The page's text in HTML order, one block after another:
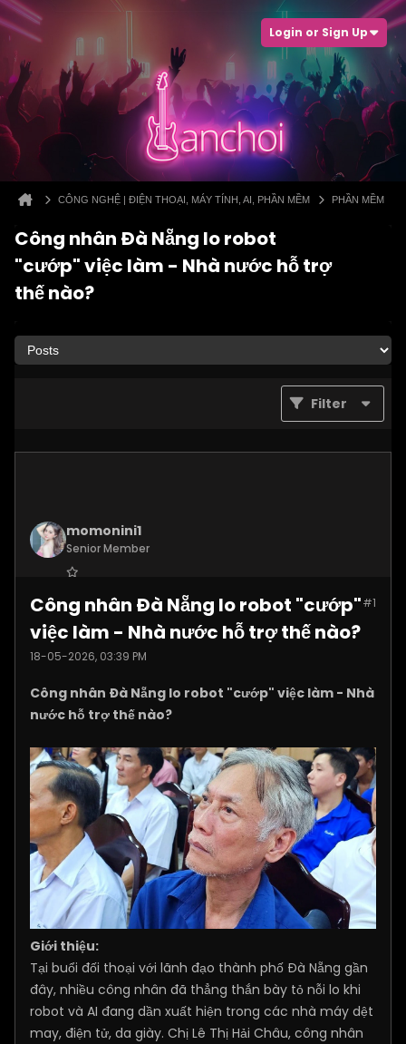
Login or Sign Up
CÔNG NGHỆ | ĐIỆN THOẠI, MÁY TÍNH, AI, PHẦN MỀM PHẦN MỀM
Công nhân Đà Nẵng lo robot
"cướp" việc làm - Nhà nước hỗ trợ
thế nào?
Filter
momonini1
Senior Member
Posts:5399 #1
Công nhân Đà Nẵng lo robot "cướp"
việc làm - Nhà nước hỗ trợ thế nào?
18-05-2026, 03:39 PM
Công nhân Đà Nẵng lo robot "cướp" việc làm - Nhà
nước hỗ trợ thế nào?
Giới thiệu:
Tại buổi đối thoại với lãnh đạo thành phố Đà Nẵng gần
đây, nhiều công nhân đã thẳng thắn bày tỏ nỗi lo khi
robot và AI đang dần xuất hiện trong các nhà máy dệt
may, điện tử, da giày. Chị Lê Thị Hải Châu, công nhân